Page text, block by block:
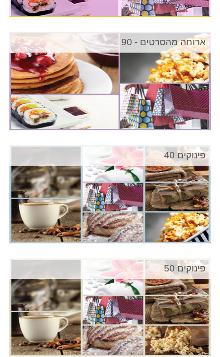
ארוחה מהסרטים - 90
פינוקים 40
פינוקים 50